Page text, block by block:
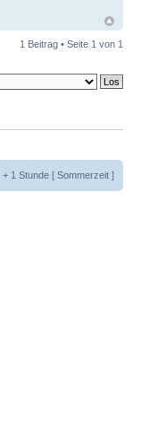
1 Beitrag • Seite 1 von 1
+ 1 Stunde [ Sommerzeit ]